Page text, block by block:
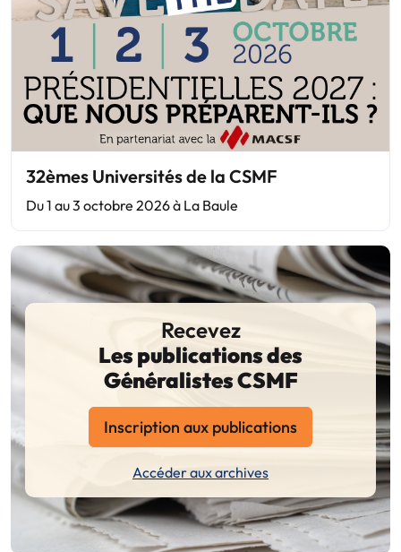
32èmes Universités de la CSMF
Du 1 au 3 octobre 2026 à La Baule
Recevez
Les publications des
Généralistes CSMF
Inscription aux publications
Accéder aux archives